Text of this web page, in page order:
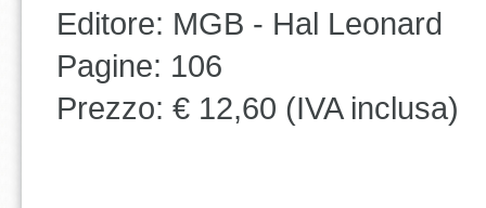
Editore: MGB - Hal Leonard
Pagine: 106
Prezzo: € 12,60 (IVA inclusa)